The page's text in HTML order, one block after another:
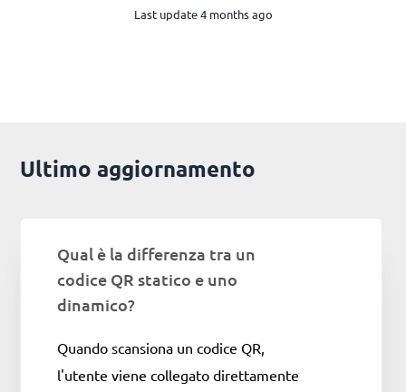
Last update 4 months ago
Ultimo aggiornamento
Qual è la differenza tra un
codice QR statico e uno
dinamico?
Quando scansiona un codice QR,
l'utente viene collegato direttamente